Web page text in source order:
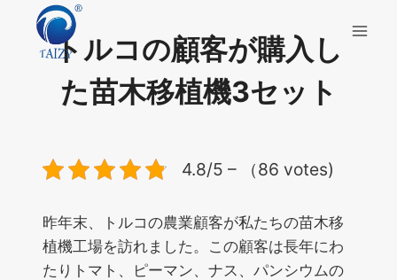
トルコの顧客が購入し
た苗木移植機3セット
4.8/5 – （86 votes)
昨年末、トルコの農業顧客が私たちの苗木移
植機工場を訪れました。この顧客は長年にわ
たりトマト、ピーマン、ナス、パンシウムの